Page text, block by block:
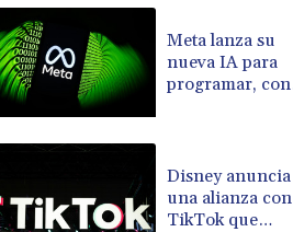
Meta lanza su
nueva IA para
programar, con
Anthropic
Disney anuncia
una alianza con
TikTok que